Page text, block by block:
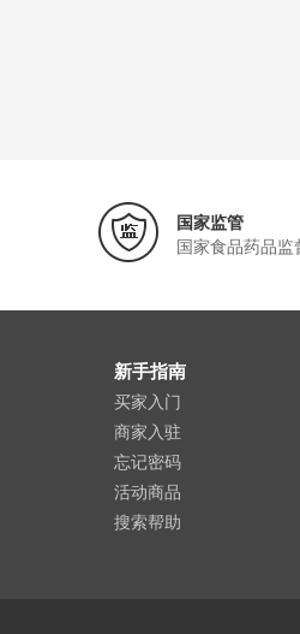
国家监管
国家食品药品
新手指南
买家入门
商家入驻
忘记密码
活动商品
搜索帮助